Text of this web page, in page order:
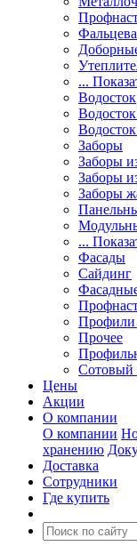
...
Водосток
Заборы
Заборы
Заборы
Заборы
...
Фасады
Сайдинг
Профили
Прочее
Сотовый
Цены
Акции
О компании
О компании
хранению
Доставка
Сотрудники
Где купить